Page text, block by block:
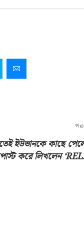
ইউভানকে কাছে
করে লিখলেন